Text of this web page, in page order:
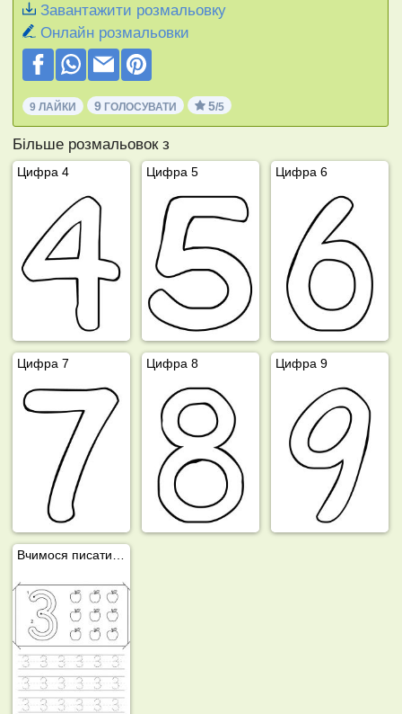
Завантажити розмальовку
Онлайн розмальовки
9 ЛАЙКИ 9 ГОЛОСУВАТИ 5/5
Більше розмальовок з
Цифра 4 Цифра 5 Цифра 6
Цифра 7 Цифра 8 Цифра 9